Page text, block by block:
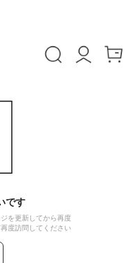
です
を更新してから再度
度訪問してください